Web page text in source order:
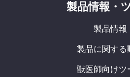
製品情報・
製品情報
製品に関する
獣医師向けツ